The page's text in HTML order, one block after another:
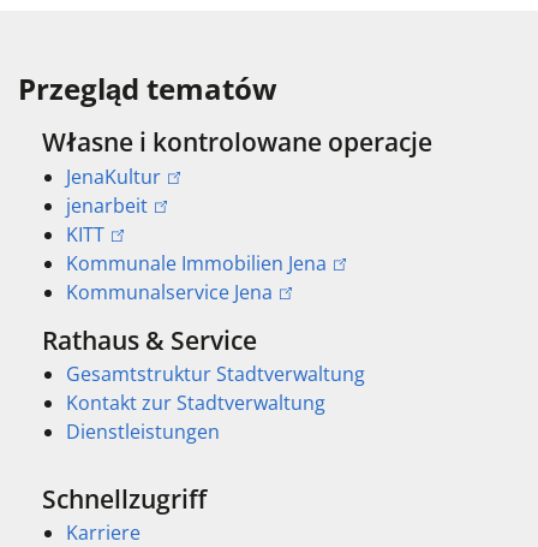
Przegląd tematów
Własne i kontrolowane operacje
JenaKultur
jenarbeit
KITT
Kommunale Immobilien Jena
Kommunalservice Jena
Rathaus & Service
Gesamtstruktur Stadtverwaltung
Kontakt zur Stadtverwaltung
Dienstleistungen
Schnellzugriff
Karriere